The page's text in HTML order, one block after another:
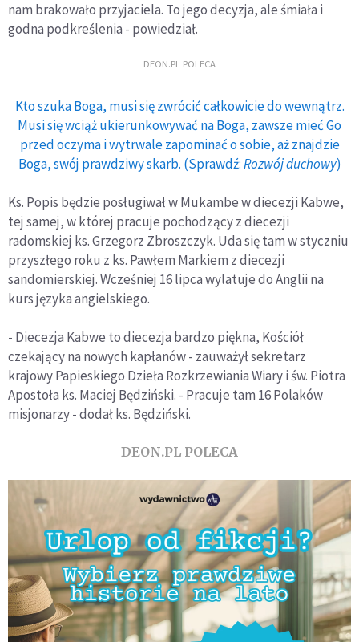
nam brakowało przyjaciela. To jego decyzja, ale śmiała i
godna podkreślenia - powiedział.
DEON.PL POLECA
Kto szuka Boga, musi się zwrócić całkowicie do wewnątrz.
Musi się wciąż ukierunkowywać na Boga, zawsze mieć Go
przed oczyma i wytrwale zapominać o sobie, aż znajdzie
Boga, swój prawdziwy skarb. (Sprawdź:Rozwój duchowy)
Ks. Popis będzie posługiwał w Mukambe w diecezji Kabwe,
tej samej, w której pracuje pochodzący z diecezji
radomskiej ks. Grzegorz Zbroszczyk. Uda się tam w styczniu
przyszłego roku z ks. Pawłem Markiem z diecezji
sandomierskiej. Wcześniej 16 lipca wylatuje do Anglii na
kurs języka angielskiego.
- Diecezja Kabwe to diecezja bardzo piękna, Kościół
czekający na nowych kapłanów - zauważył sekretarz
krajowy Papieskiego Dzieła Rozkrzewiania Wiary i św. Piotra
Apostoła ks. Maciej Będziński. - Pracuje tam 16 Polaków
misjonarzy - dodał ks. Będziński.
DEON.PL POLECA